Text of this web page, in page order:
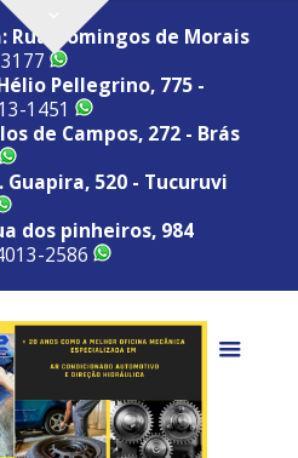
Rua Domingos de Morais
Pellegrino, 775 -
1451
de Campos, 272 - Brás
Guapira, 520 - Tucuruvi
dos pinheiros, 984
2586